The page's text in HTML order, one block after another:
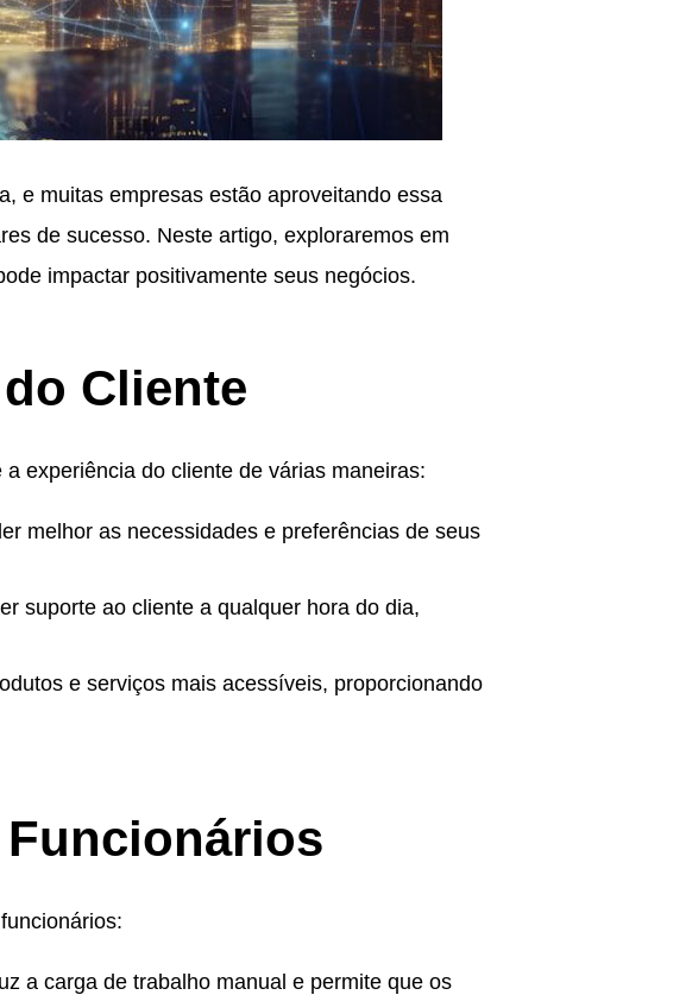
e muitas empresas estão aproveitando essa
de sucesso. Neste artigo, exploraremos em
impactar positivamente seus negócios.
Cliente
experiência do cliente de várias maneiras:
melhor as necessidades e preferências de seus
suporte ao cliente a qualquer hora do dia,
e serviços mais acessíveis, proporcionando
a carga de trabalho manual e permite que os